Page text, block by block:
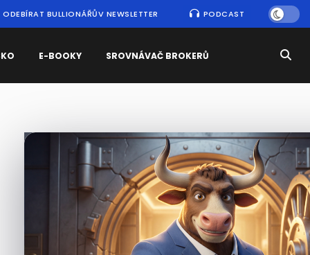
ODEBÍRAT BULLIONÁŘŮV NEWSLETTER PODCAST
E-BOOKY SROVNÁVAČ BROKERŮ
Nejčtenějšízprávy